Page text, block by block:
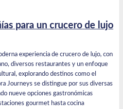
para un crucero de lujo
experiencia de crucero de lujo, con
diversos restaurantes y un enfoque
explorando destinos como el
Journeys se distingue por sus diversas
nueve opciones gastronómicas
gourmet hasta cocina